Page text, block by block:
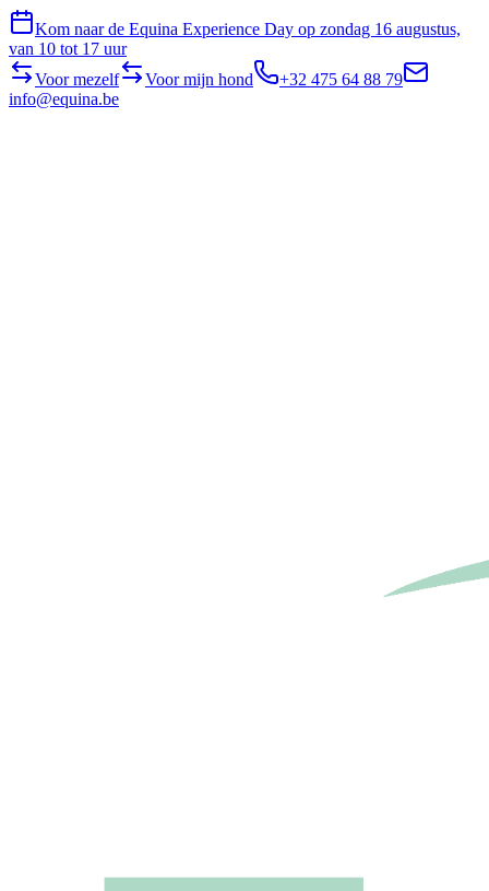
Kom naar de Equina Experience Day op zondag 16 augustus,
van 10 tot 17 uur
Voor mezelf
Voor mijn hond
+32 475 64 88 79
info@equina.be